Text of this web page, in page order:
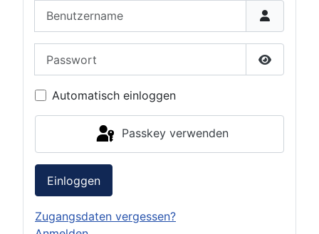
Passwort
Automatisch einloggen
Passkey verwenden
Einloggen
Zugangsdaten vergessen?